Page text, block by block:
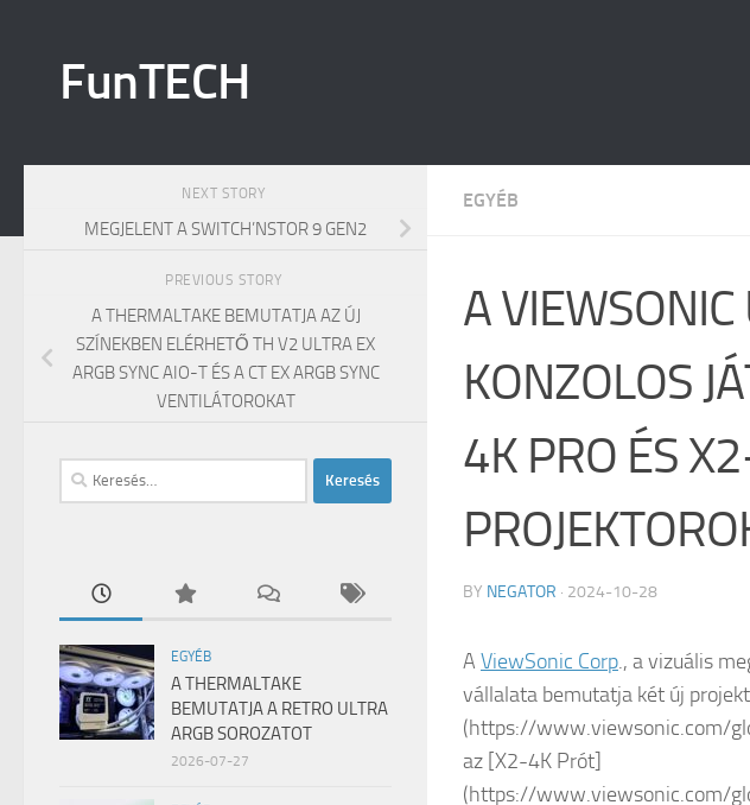
FunTECH
EGYÉB
A VIEWSONIC
KONZOLOS
4K PRO ÉS
BY NEGATOR · 2024-10-28
A ViewSonic Corp., a vizuális
vállalata bemutatja két új
(https://www.viewsonic.com/
az [X2-4K Prót]
(https://www.viewsonic.com/
NEXT STORY
MEGJELENT A SWITCH’NSTOR 9 GEN2
PREVIOUS STORY
A THERMALTAKE BEMUTATJA AZ ÚJ
SZÍNEKBEN ELÉRHETŐ TH V2 ULTRA EX
ARGB SYNC AIO-T ÉS A CT EX ARGB SYNC
VENTILÁTOROKAT
Keresés:
EGYÉB
A THERMALTAKE
BEMUTATJA A RETRO ULTRA
ARGB SOROZATOT
2026-07-27